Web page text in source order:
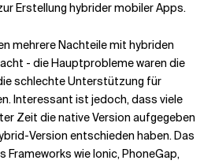
Erstellung hybrider mobiler Apps.
mehrere Nachteile mit hybriden
- die Hauptprobleme waren die
schlechte Unterstützung für
Interessant ist jedoch, dass viele
Zeit die native Version aufgegeben
Version entschieden haben. Das
Frameworks wie Ionic, PhoneGap,